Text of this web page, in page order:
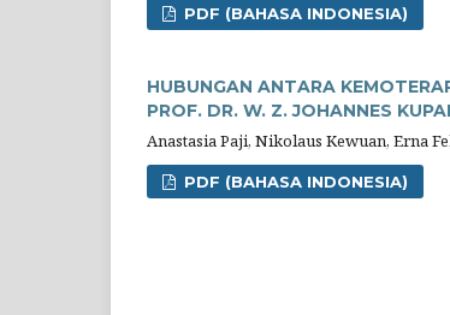
PDF (BAHASA INDONESIA)
HUBUNGAN ANTARA
PROF. DR. W. Z. JOHANNES
Anastasia Paji, Nikolaus Kewuan, Erna
PDF (BAHASA INDONESIA)